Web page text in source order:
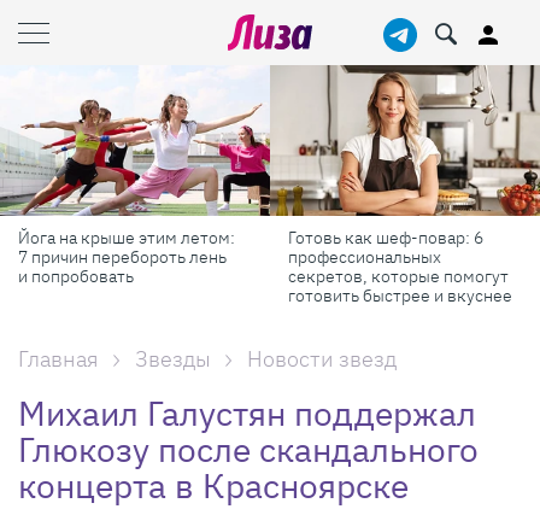
Йога на крыше этим летом:
7 причин перебороть лень
и попробовать
Готовь как шеф-повар: 6
профессиональных
секретов, которые помогут
готовить быстрее и вкуснее
Главная Звезды Новости звезд
Михаил Галустян поддержал
Глюкозу после скандального
концерта в Красноярске